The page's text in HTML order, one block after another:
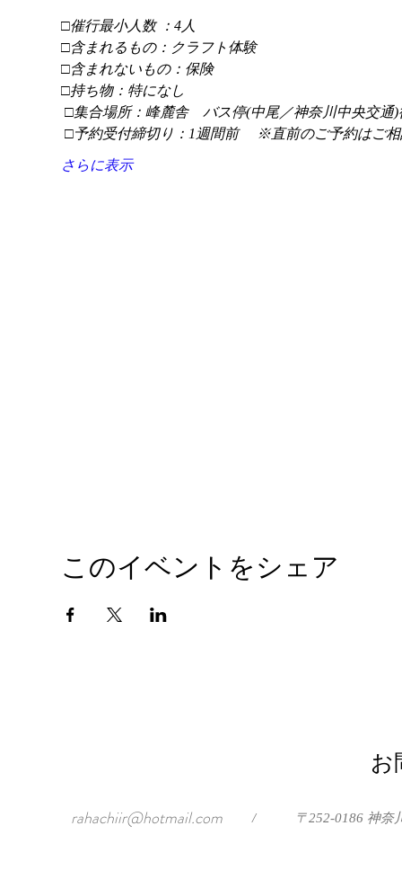
□催行最小人数 ：4人
□含まれるもの：クラフト体験
□含まれないもの：保険
□持ち物：特になし
□集合場所：峰麓舎　バス停(中尾／神奈川中央交通)
□予約受付締切り：1週間前 　※直前のご予約はご
さらに表示
このイベントをシェア
お
rahachiir@hotmail.com / 〒252-0186 神奈